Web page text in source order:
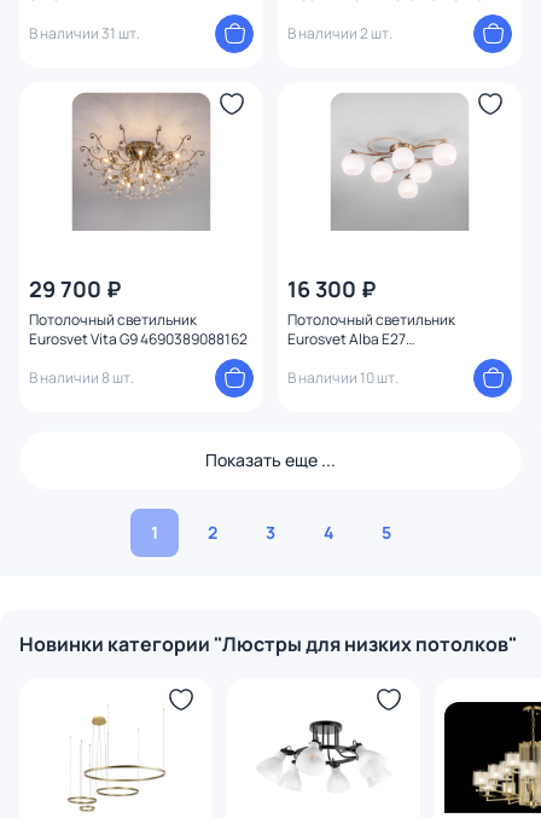
В наличии 31 шт.
В наличии 2 шт.
29 700 ₽
Потолочный светильник
Eurosvet Vita G9 4690389088162
В наличии 8 шт.
16 300 ₽
Потолочный светильник
Eurosvet Alba E27
В наличии 10 шт.
Показать еще ...
1 2 3 4 5
Новинки категории "Люстры для низких потолков"